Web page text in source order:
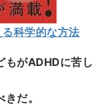
科学的な方法
もがADHDに苦し
だ。